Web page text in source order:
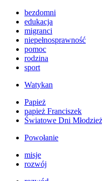
bezdomni
edukacja
migranci
niepełnosprawność
pomoc
rodzina
sport
Watykan
Papież
papież Franciszek
Światowe Dni
Powołanie
misje
rozwój